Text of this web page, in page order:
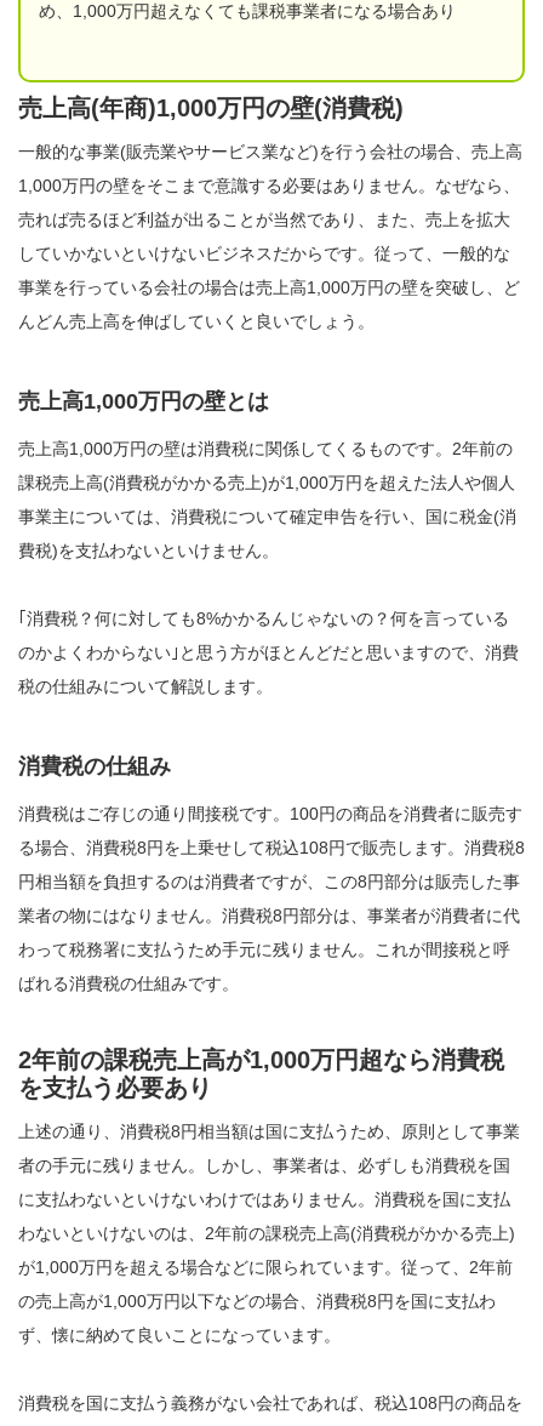
め、1,000万円超えなくても課税事業者になる場合あり
売上高(年商)1,000万円の壁(消費税)
一般的な事業(販売業やサービス業など)を行う会社の場合、売上高
1,000万円の壁をそこまで意識する必要はありません。なぜなら、
売れば売るほど利益が出ることが当然であり、また、売上を拡大
していかないといけないビジネスだからです。従って、一般的な
事業を行っている会社の場合は売上高1,000万円の壁を突破し、ど
んどん売上高を伸ばしていくと良いでしょう。
売上高1,000万円の壁とは
売上高1,000万円の壁は消費税に関係してくるものです。2年前の
課税売上高(消費税がかかる売上)が1,000万円を超えた法人や個人
事業主については、消費税について確定申告を行い、国に税金(消
費税)を支払わないといけません。
｢消費税？何に対しても8%かかるんじゃないの？何を言っている
のかよくわからない｣と思う方がほとんどだと思いますので、消費
税の仕組みについて解説します。
消費税の仕組み
消費税はご存じの通り間接税です。100円の商品を消費者に販売す
る場合、消費税8円を上乗せして税込108円で販売します。消費税8
円相当額を負担するのは消費者ですが、この8円部分は販売した事
業者の物にはなりません。消費税8円部分は、事業者が消費者に代
わって税務署に支払うため手元に残りません。これが間接税と呼
ばれる消費税の仕組みです。
2年前の課税売上高が1,000万円超なら消費税
を支払う必要あり
上述の通り、消費税8円相当額は国に支払うため、原則として事業
者の手元に残りません。しかし、事業者は、必ずしも消費税を国
に支払わないといけないわけではありません。消費税を国に支払
わないといけないのは、2年前の課税売上高(消費税がかかる売上)
が1,000万円を超える場合などに限られています。従って、2年前
の売上高が1,000万円以下などの場合、消費税8円を国に支払わ
ず、懐に納めて良いことになっています。
消費税を国に支払う義務がない会社であれば、税込108円の商品を